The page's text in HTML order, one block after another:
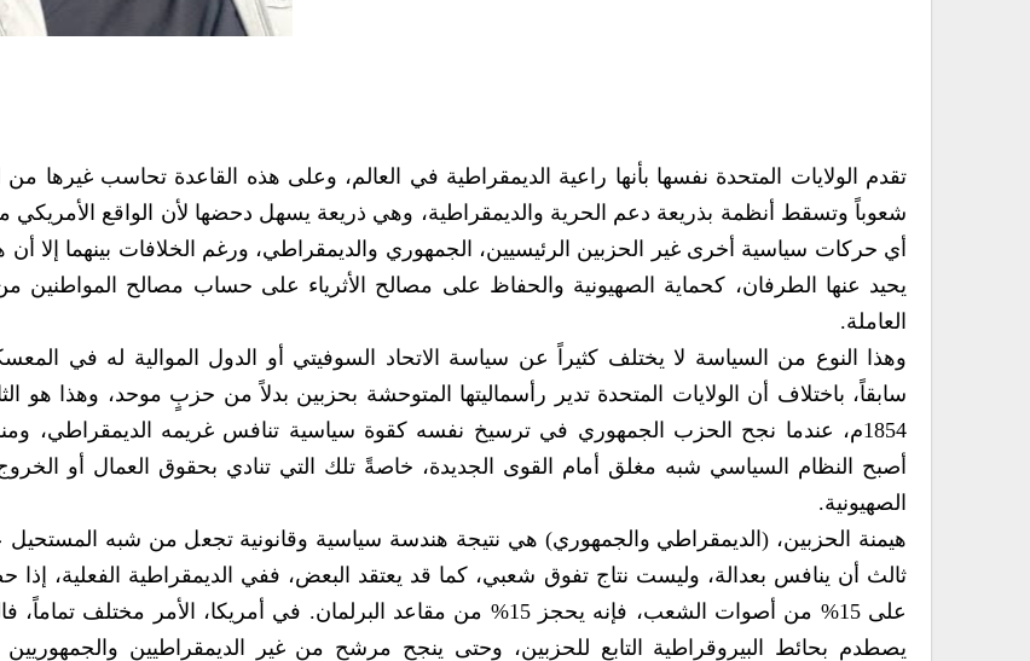
تقدم الولايات المتحدة نفسها بأنها راعية الديمقراطية في العالم، وعلى هذه القاعدة تحاسب غيرها من
شعوباً وتسقط أنظمة بذريعة دعم الحرية والديمقراطية، وهي ذريعة يسهل دحضها لأن الواقع الأمريكي
أي حركات سياسية أخرى غير الحزبين الرئيسيين، الجمهوري والديمقراطي، ورغم الخلافات بينهما إلا أن
يحيد عنها الطرفان، كحماية الصهيونية والحفاظ على مصالح الأثرياء على حساب مصالح المواطنين من
العاملة.
وهذا النوع من السياسة لا يختلف كثيراً عن سياسة الاتحاد السوفيتي أو الدول الموالية له في
سابقاً، باختلاف أن الولايات المتحدة تدير رأسماليتها المتوحشة بحزبين بدلاً من حزبٍ موحد، وهذا هو
1854م، عندما نجح الحزب الجمهوري في ترسيخ نفسه كقوة سياسية تنافس غريمه الديمقراطي،
أصبح النظام السياسي شبه مغلق أمام القوى الجديدة، خاصةً تلك التي تنادي بحقوق العمال أو
الصهيونية.
هيمنة الحزبين، (الديمقراطي والجمهوري) هي نتيجة هندسة سياسية وقانونية تجعل من شبه
ثالث أن ينافس بعدالة، وليست نتاج تفوق شعبي، كما قد يعتقد البعض، ففي الديمقراطية الفعلية،
على 15% من أصوات الشعب، فإنه يحجز 15% من مقاعد البرلمان. في أمريكا، الأمر مختلف
يصطدم بحائط البيروقراطية التابع للحزبين، وحتى ينجح مرشح من غير الديمقراطيين